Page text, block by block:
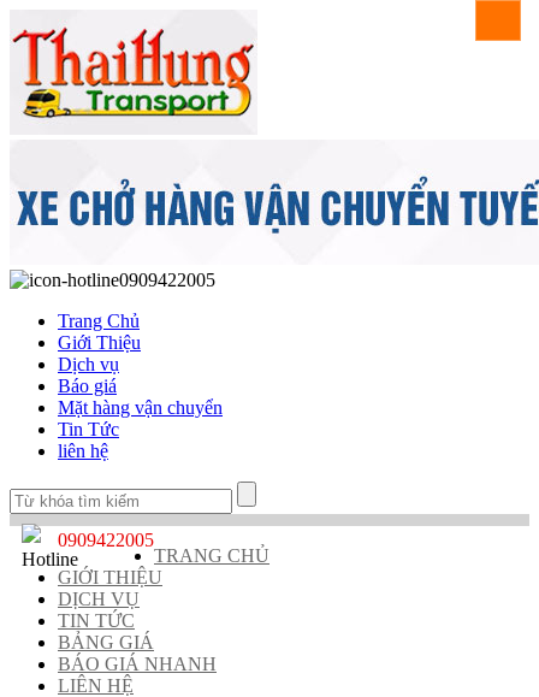
0909422005
Trang Chủ
Giới Thiệu
Dịch vụ
Báo giá
Mặt hàng vận chuyển
Tin Tức
liên hệ
0909422005
TRANG CHỦ
GIỚI THIỆU
DỊCH VỤ
TIN TỨC
BẢNG GIÁ
BÁO GIÁ NHANH
LIÊN HỆ